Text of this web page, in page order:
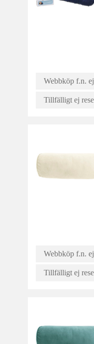
Webbköp f.n.
Tillfälligt ej
Webbköp f.n.
Tillfälligt ej